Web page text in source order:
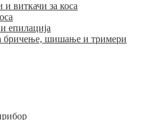
и виткачи за коса
епилација
шишање и тримери